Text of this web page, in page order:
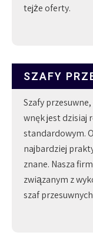
tejże oferty.
SZAFY
Szafy
wnęk jest dzisiaj
standardowym.
najbardziej
znane. Nasza
związanym z
szaf